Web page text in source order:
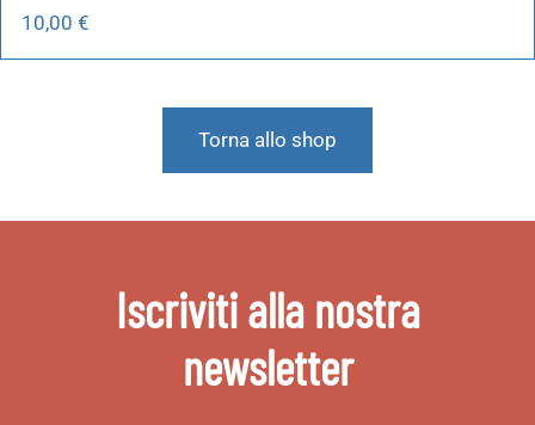
10,00 €
Torna allo shop
Iscriviti alla nostra
newsletter